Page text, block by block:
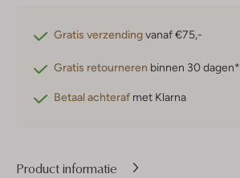
Gratis verzendingvanaf €75,-
Gratis retourneren binnen 30 dagen*
Betaal achteraf met Klarna
Product informatie